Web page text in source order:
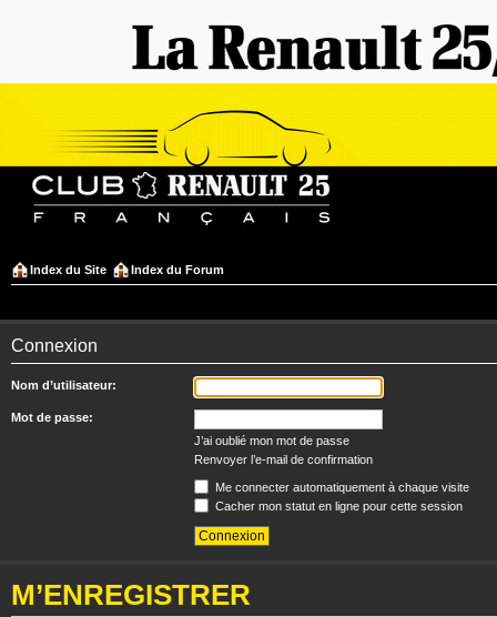
Index du Site Index du Forum
Connexion
Nom d’utilisateur:
Mot de passe:
J’ai oublié mon mot de passe
Renvoyer l’e-mail de confirmation
Me connecter automatiquement à chaque visite
Cacher mon statut en ligne pour cette session
M’ENREGISTRER